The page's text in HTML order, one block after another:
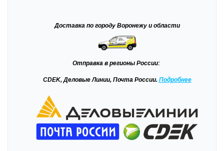
Доставка по городу Воронежу и области
Отправка в регионы России:
CDEK, Деловые Линии, Почта России. Подробнее